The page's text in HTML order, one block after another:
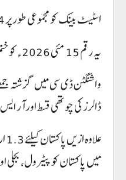
اسٹیٹ بینک کو مجموعی طور پر 914 ملین ایس ڈی آر موصول ہو گئے ہیں، موصولہ رقم پاکستانی روپے میں نہیں بلکہ زرِمبادلہ ذخائر میں شامل ہو گی۔
یہ رقم 15 مئی 2026ء کو ختم ہونے والے ہفتے کے زرِمبادلہ کے ذخائر میں ظاہر ہو گی، آئی ایم ایف فنڈز ملنے سے پاکستان کے زرِمبادلہ کے ذخائر کو سہارا ملے گا۔
ڈالرز کی چوتھی قسط اورآر ایس ایف کے تحت 20 کروڑ ڈالرز کی دوسری قسط کی
میں پاکستان کو پیٹرول، بجلی